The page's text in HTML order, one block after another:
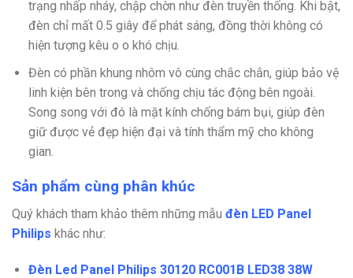
trạng nhấp nháy, chập chờn như đèn truyền thống. Khi bật,
đèn chỉ mất 0.5 giây để phát sáng, đồng thời không có
hiện tượng kêu o o khó chịu.
Đèn có phần khung nhôm vô cùng chắc chắn, giúp bảo vệ
linh kiện bên trong và chống chịu tác động bên ngoài.
Song song với đó là mặt kính chống bám bụi, giúp đèn
giữ được vẻ đẹp hiện đại và tính thẩm mỹ cho không
gian.
Sản phẩm cùng phân khúc
Quý khách tham khảo thêm những mẫu đèn LED Panel
Philips khác như:
Đèn Led Panel Philips 30120 RC001B LED38 38W